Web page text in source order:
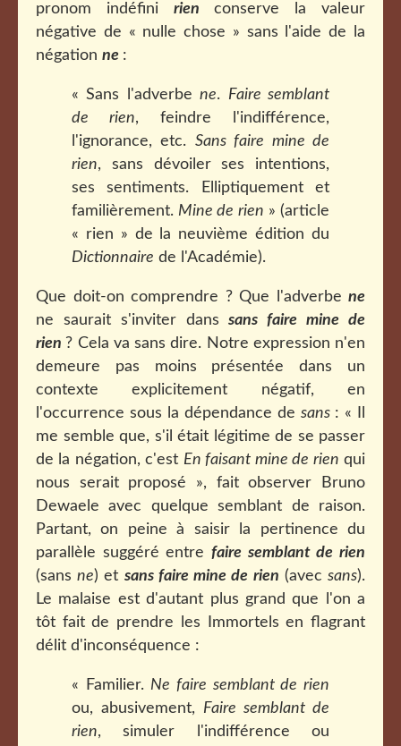
pronom indéfini rien conserve la valeur
négative de « nulle chose » sans l'aide de la
négation ne :
« Sans l'adverbene. Faire semblant
de rien, feindre l'indifférence,
l'ignorance, etc. Sans faire mine de
rien, sans dévoiler ses intentions,
ses sentiments. Elliptiquement et
familièrement. Mine de rien » (article
« rien » de la neuvième édition du
Dictionnaire de l'Académie).
Que doit-on comprendre ? Que l'adverbe ne
ne saurait s'inviter danssans faire mine de
rien ? Cela va sans dire. Notre expression n'en
demeure pas moins présentée dans un
contexte explicitement négatif, en
l'occurrence sous la dépendance de sans : « Il
me semble que, s'il était légitime de se passer
de la négation, c'est En faisant mine de rien qui
nous serait proposé », fait observer Bruno
Dewaele avec quelque semblant de raison.
Partant, on peine à saisir la pertinence du
parallèle suggéré entre faire semblant de rien
(sansne) et sans faire mine de rien (avecsans).
Le malaise est d'autant plus grand que l'on a
tôt fait de prendre les Immortels en flagrant
délit d'inconséquence :
« Familier. Ne faire semblant de rien
ou, abusivement, Faire semblant de
rien, simuler l'indifférence ou